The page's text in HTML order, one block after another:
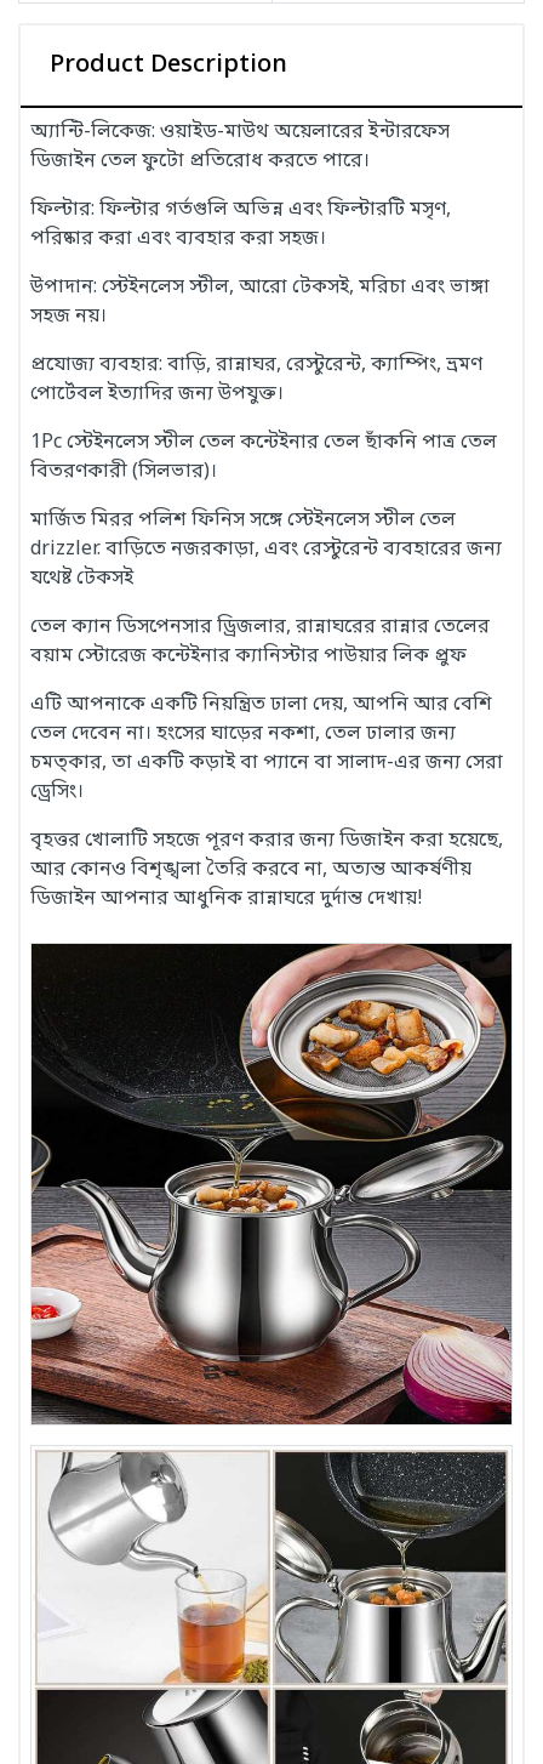
Product Description
অ্যান্টি-লিকেজ: ওয়াইড-মাউথ অয়েলারের ইন্টারফেস
ডিজাইন তেল ফুটো প্রতিরোধ করতে পারে।
ফিল্টার: ফিল্টার গর্তগুলি অভিন্ন এবং ফিল্টারটি মসৃণ,
পরিষ্কার করা এবং ব্যবহার করা সহজ।
উপাদান: স্টেইনলেস স্টীল, আরো টেকসই, মরিচা এবং ভাঙ্গা
সহজ নয়।
প্রযোজ্য ব্যবহার: বাড়ি, রান্নাঘর, রেস্টুরেন্ট, ক্যাম্পিং, ভ্রমণ
পোর্টেবল ইত্যাদির জন্য উপযুক্ত।
1Pc স্টেইনলেস স্টীল তেল কন্টেইনার তেল ছাঁকনি পাত্র তেল
বিতরণকারী (সিলভার)।
মার্জিত মিরর পলিশ ফিনিস সঙ্গে স্টেইনলেস স্টীল তেল
drizzler. বাড়িতে নজরকাড়া, এবং রেস্টুরেন্ট ব্যবহারের জন্য
যথেষ্ট টেকসই
তেল ক্যান ডিসপেনসার ড্রিজলার, রান্নাঘরের রান্নার তেলের
বয়াম স্টোরেজ কন্টেইনার ক্যানিস্টার পাউয়ার লিক প্রুফ
এটি আপনাকে একটি নিয়ন্ত্রিত ঢালা দেয়, আপনি আর বেশি
তেল দেবেন না। হংসের ঘাড়ের নকশা, তেল ঢালার জন্য
চমত্কার, তা একটি কড়াই বা প্যানে বা সালাদ-এর জন্য সেরা
ড্রেসিং।
বৃহত্তর খোলাটি সহজে পূরণ করার জন্য ডিজাইন করা হয়েছে,
আর কোনও বিশৃঙ্খলা তৈরি করবে না, অত্যন্ত আকর্ষণীয়
ডিজাইন আপনার আধুনিক রান্নাঘরে দুর্দান্ত দেখায়!